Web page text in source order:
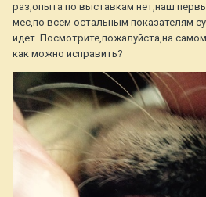
раз,опыта по выставкам нет,наш
мес,по всем остальным показателям
идет. Посмотрите,пожалуйста,на
как можно исправить?